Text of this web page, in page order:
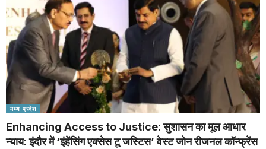
मध्य प्रदेश
Enhancing Access to Justice: सुशासन का मूल आधार
न्याय: इंदौर में ‘इंहेंसिंग एक्सेस टू जस्टिस’ वेस्ट जोन रीजनल कॉन्फ्रेंस